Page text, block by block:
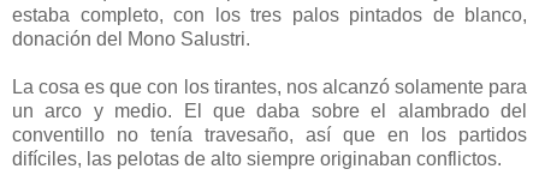
estaba completo, con los tres palos pintados de blanco,
donación del Mono Salustri.
La cosa es que con los tirantes, nos alcanzó solamente para
un arco y medio. El que daba sobre el alambrado del
conventillo no tenía travesaño, así que en los partidos
difíciles, las pelotas de alto siempre originaban conflictos.